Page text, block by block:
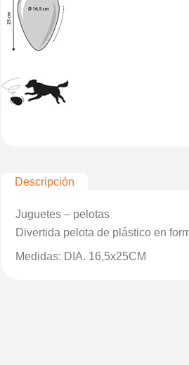
Descripción
Juguetes – pelotas
Divertida pelota de plástico en
Medidas: DIA. 16,5x25CM